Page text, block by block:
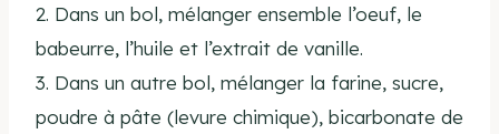
2. Dans un bol, mélanger ensemble l’oeuf, le
babeurre, l’huile et l’extrait de vanille.
3. Dans un autre bol, mélanger la farine, sucre,
poudre à pâte (levure chimique), bicarbonate de